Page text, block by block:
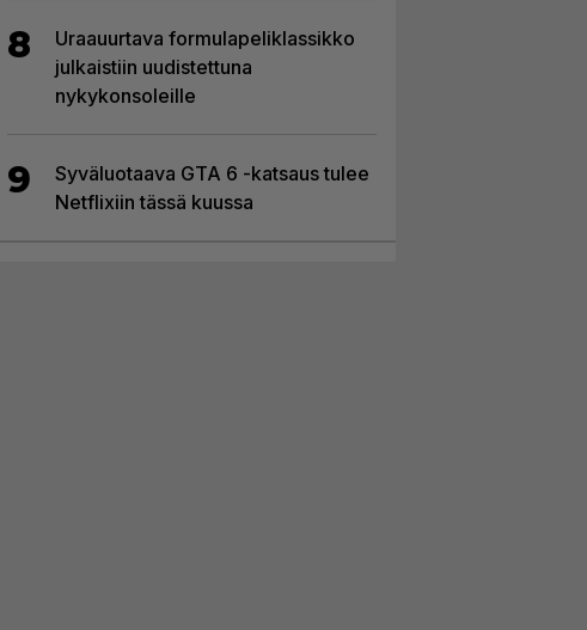
8
Uraauurtava formulapeliklassikko
julkaistiin uudistettuna
nykykonsoleille
9
Syväluotaava GTA 6 -katsaus tulee
Netflixiin tässä kuussa